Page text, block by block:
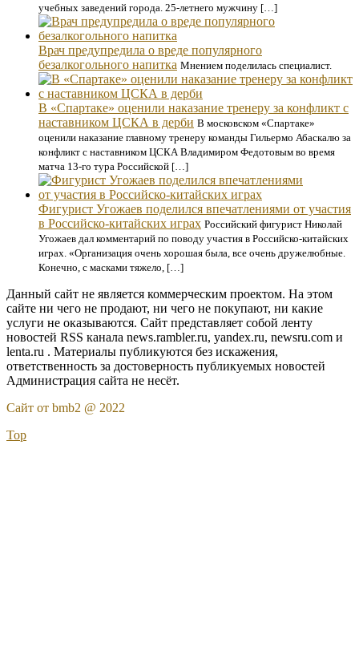
учебных заведений города. 25-летнего мужчину […]
Врач предупредила о вреде популярного
безалкогольного напитка Мнением поделилась специалист.
В «Спартаке» оценили наказание тренеру за конфликт с
наставником ЦСКА в дерби В московском «Спартаке»
оценили наказание главному тренеру команды Гильермо Абаскалю за
конфликт с наставником ЦСКА Владимиром Федотовым во время
матча 13-го тура Российской […]
Фигурист Угожаев поделился впечатлениями от участия
в Российско-китайских играх Российский фигурист Николай
Угожаев дал комментарий по поводу участия в Российско-китайских
играх. «Организация очень хорошая была, все очень дружелюбные.
Конечно, с масками тяжело, […]
Данный сайт не является коммерческим проектом. На этом
сайте ни чего не продают, ни чего не покупают, ни какие
услуги не оказываются. Сайт представляет собой ленту
новостей RSS канала news.rambler.ru, yandex.ru, newsru.com и
lenta.ru . Материалы публикуются без искажения,
ответственность за достоверность публикуемых новостей
Администрация сайта не несёт.
Сайт от bmb2 @ 2022
Top